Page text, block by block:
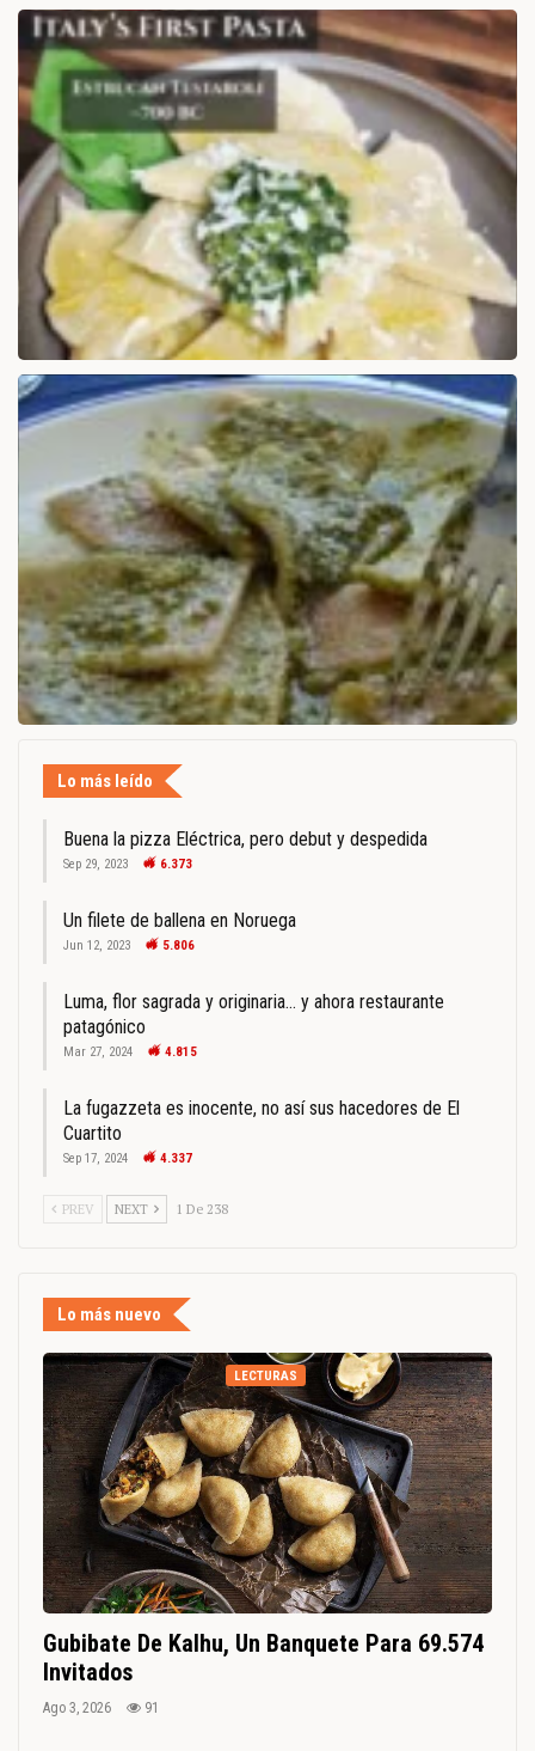
Lo más leído
Buena la pizza Eléctrica, pero debut y despedida
Sep 29, 2023 6.373
Un filete de ballena en Noruega
Jun 12, 2023 5.806
Luma, flor sagrada y originaria… y ahora restaurante
patagónico
Mar 27, 2024 4.815
La fugazzeta es inocente, no así sus hacedores de El
Cuartito
Sep 17, 2024 4.337
PREV NEXT 1 De 238
Lo más nuevo
LECTURAS
Gubibate De Kalhu, Un Banquete Para 69.574
Invitados
Ago 3, 2026 91